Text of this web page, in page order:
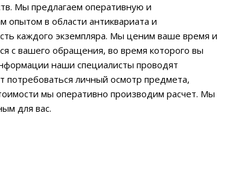
Мы предлагаем оперативную и
в области антиквариата и
каждого экземпляра. Мы ценим ваше время и
с вашего обращения, во время которого вы
наши специалисты проводят
личный осмотр предмета,
мы оперативно производим расчет. Мы
для вас.